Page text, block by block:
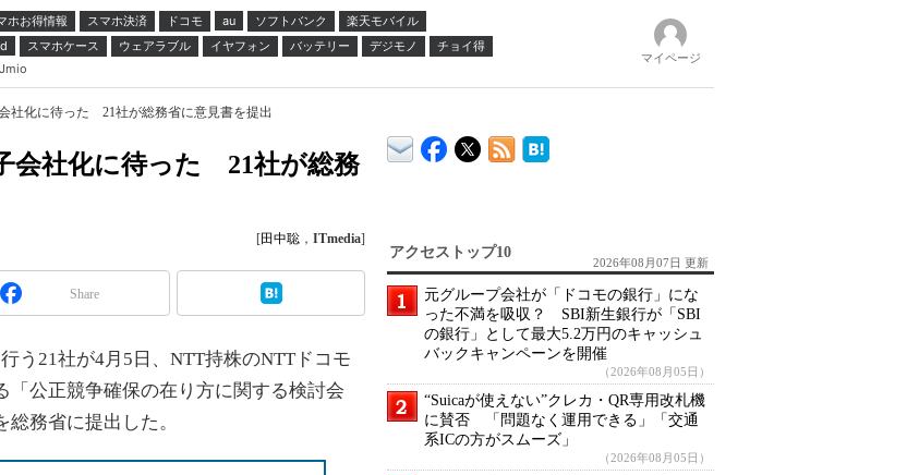
ホお得情報 スマホ決済 ドコモ au ソフトバンク
楽天モバイル
スマホケース ウェアラブル イヤフォン バッテリー デジモノ
チョイ得
マイページ
社化に待った 21社が総務省に意見書を提出
会社化に待った 21社が総務
[田中聡 ， ITmedia]
Share
う21社が4月5日、NTT持株のNTTドコモ
公正競争確保の在り方に関する検討会
務省に提出した。
アクセストップ10
2026年08月07日 更新
元グループ会社が「ドコモの銀行」にな
った不満を吸収？ SBI新生銀行が「SBI
の銀行」として最大5.2万円のキャッシュ
バックキャンペーンを開催
（2026年08月05日）
“Suicaが使えない”クレカ・QR専用改札機
に賛否 「問題なく運用できる」「交通
系ICの方がスムーズ」
（2026年08月05日）